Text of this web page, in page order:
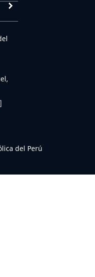
del Perú